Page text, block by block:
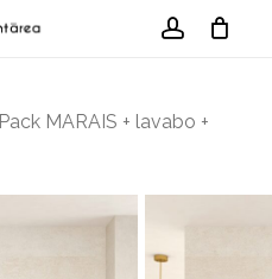
Pack MARAIS + lavabo +